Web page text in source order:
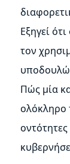
Εξηγεί
τον
Πώς μία
ολόκληρο